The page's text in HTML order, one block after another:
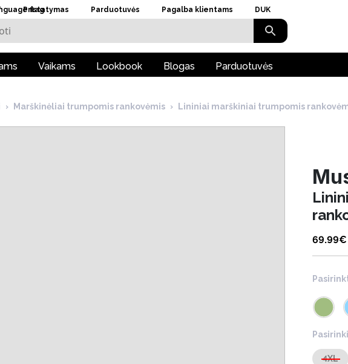
Pristatymas Parduotuvės Pagalba klientams DUK
Vaikams Lookbook Blogas Parduotuvės
› Marškinėliai trumpomis rankovėmis › Lininiai marškiniai trumpomis
69.99€
4XL